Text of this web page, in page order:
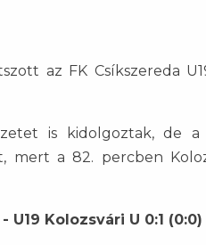
az FK Csíkszereda
is kidolgoztak, de
mert a 82. percben
U19 Kolozsvári U 0:1 (0:0)